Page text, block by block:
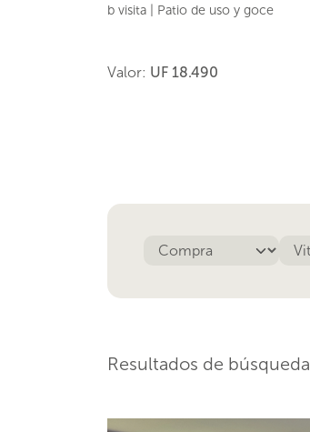
b visita | Patio de uso y goce
Valor: UF 18.490
Resultados de búsqueda